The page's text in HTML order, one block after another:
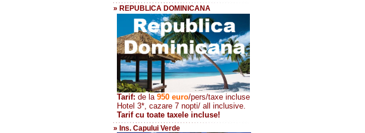
» REPUBLICA DOMINICANA
Tarif: de la 950 euro/pers/taxe incluse
Hotel 3*, cazare 7 nopti/ all inclusive.
Tarif cu toate taxele incluse!
» Ins. Capului Verde